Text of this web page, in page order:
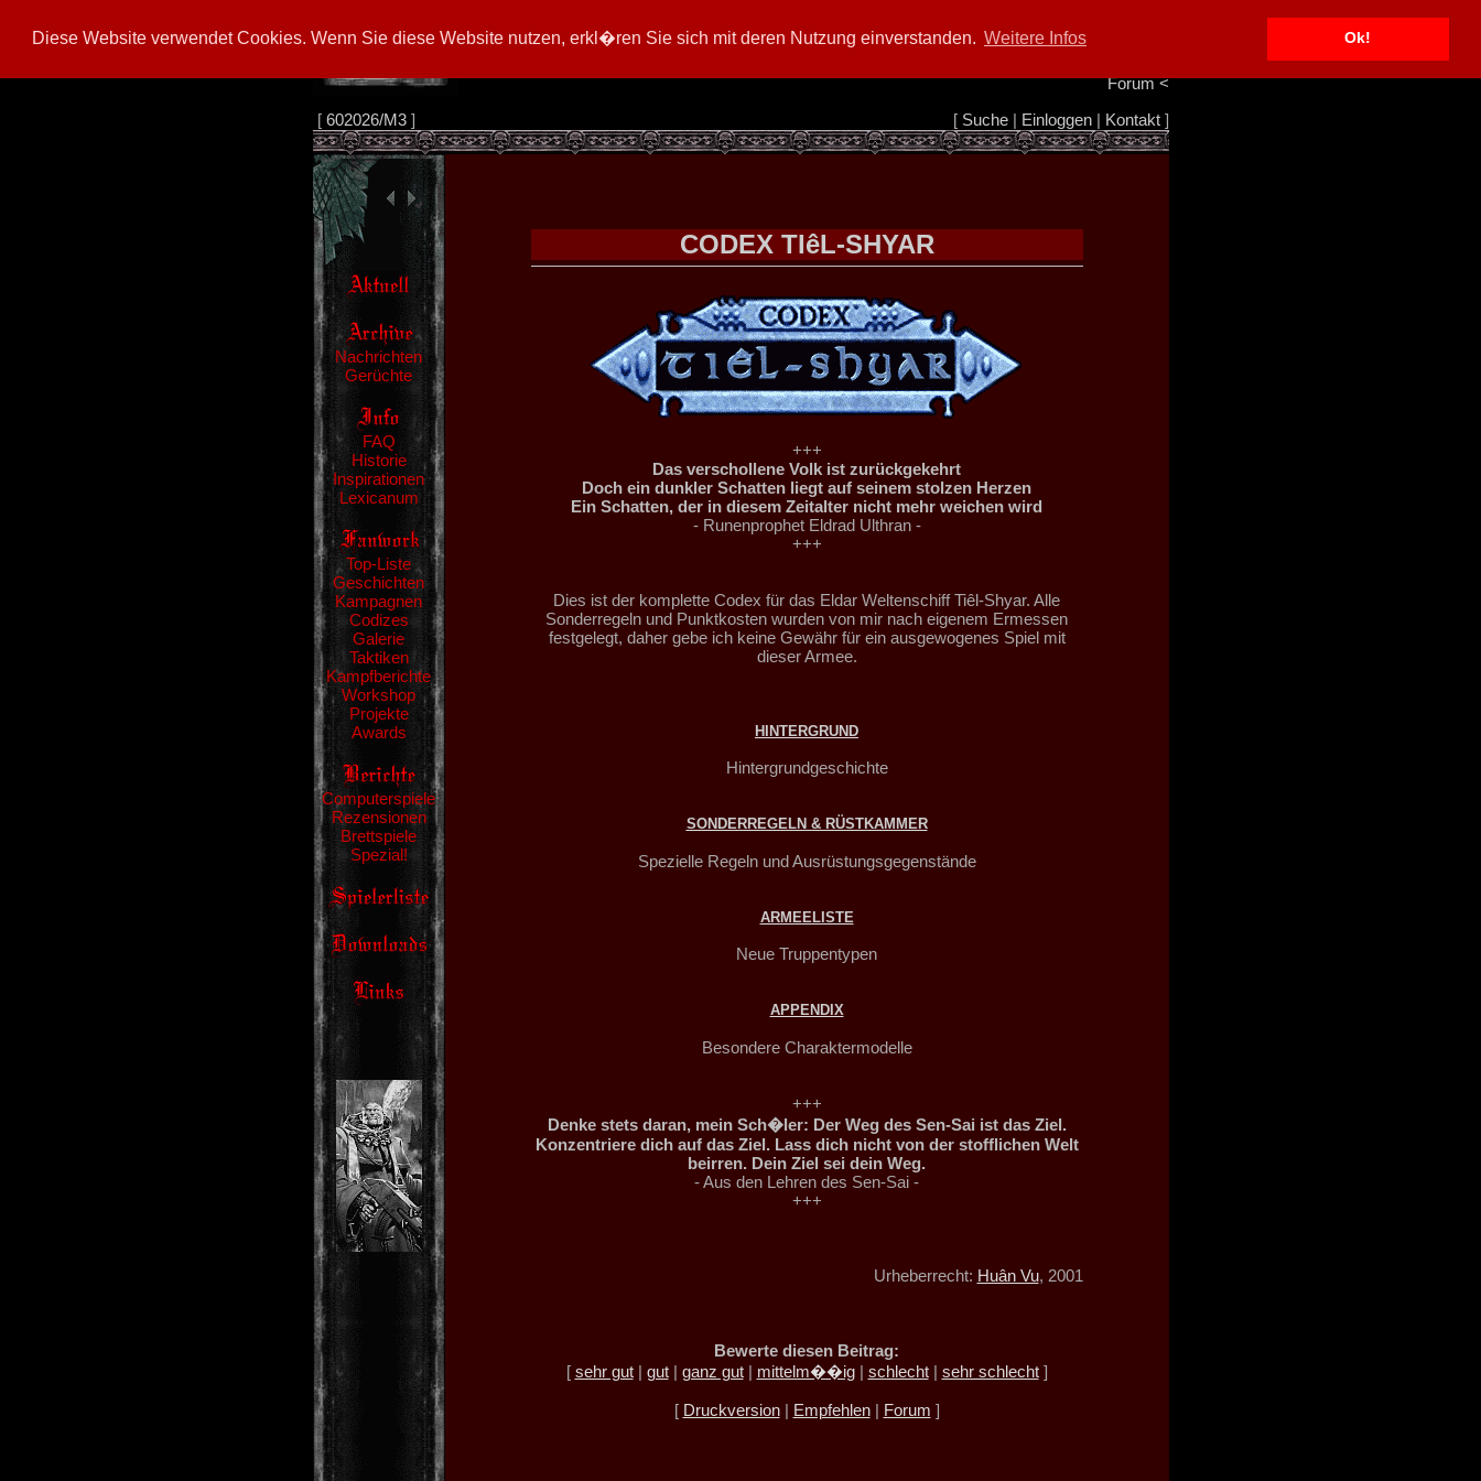
Diese Website verwendet Cookies. Wenn Sie diese Website nutzen, erkl�ren Sie sich mit deren Nutzung einverstanden. Weitere Infos Ok!
Info/Impressum
Forum<
[ 602026/M3] [ Suche| Einloggen| Kontakt]
Nachrichten
Gerüchte
FAQ
Historie
Inspirationen
Lexicanum
Top-Liste
Geschichten
Kampagnen
Codizes
Galerie
Taktiken
Kampfberichte
Workshop
Projekte
Awards
Computerspiele
Rezensionen
Brettspiele
Spezial!
CODEX TIêL-SHYAR
+++
Das verschollene Volk ist zurückgekehrt
Doch ein dunkler Schatten liegt auf seinem stolzen Herzen
Ein Schatten, der in diesem Zeitalter nicht mehr weichen wird
- Runenprophet Eldrad Ulthran -
+++
Dies ist der komplette Codex für das Eldar Weltenschiff Tiêl-Shyar. Alle
Sonderregeln und Punktkosten wurden von mir nach eigenem Ermessen
festgelegt, daher gebe ich keine Gewähr für ein ausgewogenes Spiel mit
dieser Armee.
HINTERGRUND
Hintergrundgeschichte
SONDERREGELN & RÜSTKAMMER
Spezielle Regeln und Ausrüstungsgegenstände
ARMEELISTE
Neue Truppentypen
APPENDIX
Besondere Charaktermodelle
+++
Denke stets daran, mein Sch�ler: Der Weg des Sen-Sai ist das Ziel.
Konzentriere dich auf das Ziel. Lass dich nicht von der stofflichen Welt
beirren. Dein Ziel sei dein Weg.
- Aus den Lehren des Sen-Sai -
+++
Urheberrecht: Huân Vu, 2001
Bewerte diesen Beitrag:
[ sehr gut| gut| ganz gut| mittelm��ig| schlecht| sehr schlecht]
[ Druckversion| Empfehlen| Forum ]